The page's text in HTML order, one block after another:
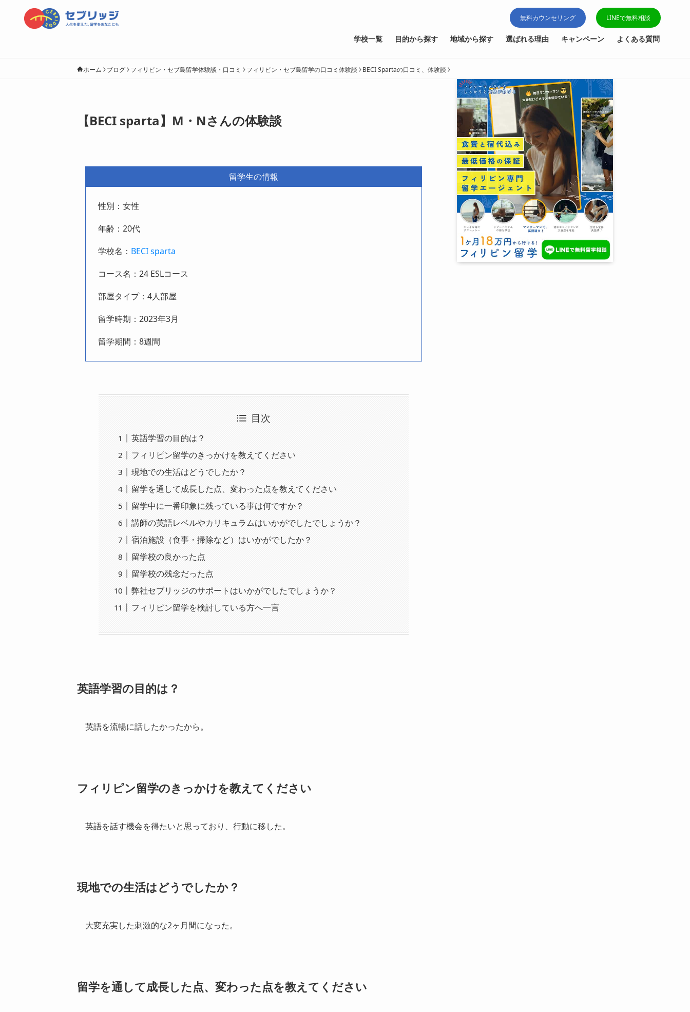
無料カウンセリング LINEで無料相談
学校一覧 目的から探す 地域から探す 選ばれる理由 キャンペーン よくある質問
ホーム ブログ フィリピン・セブ島留学体験談・口コミ フィリピン・セブ島留学の口コミ体験談 BECI Spartaの口コミ、体験談
【BECI sparta】M・Nさんの体験談
留学生の情報
性別：女性
年齢：20代
学校名： BECI sparta
コース名：24 ESLコース
部屋タイプ：4人部屋
留学時期：2023年3月
留学期間：8週間
目次
英語学習の目的は？
フィリピン留学のきっかけを教えてください
現地での生活はどうでしたか？
留学を通して成長した点、変わった点を教えてください
留学中に一番印象に残っている事は何ですか？
講師の英語レベルやカリキュラムはいかがでしたでしょうか？
宿泊施設（食事・掃除など）はいかがでしたか？
留学校の良かった点
留学校の残念だった点
弊社セブリッジのサポートはいかがでしたでしょうか？
フィリピン留学を検討している方へ一言
英語学習の目的は？
英語を流暢に話したかったから。
フィリピン留学のきっかけを教えてください
英語を話す機会を得たいと思っており、行動に移した。
現地での生活はどうでしたか？
大変充実した刺激的な2ヶ月間になった。
留学を通して成長した点、変わった点を教えてください